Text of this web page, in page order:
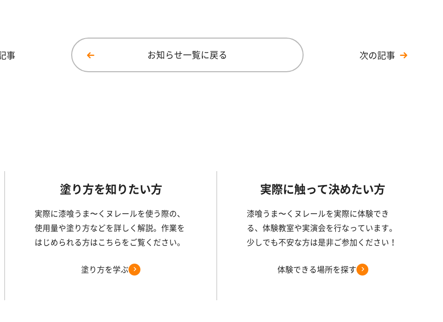
事 お知らせ一覧に戻る 次の記事
塗り方を知りたい方
実際に漆喰うま〜くヌレールを使う際の、
使用量や塗り方などを詳しく解説。作業を
はじめられる方はこちらをご覧ください。
塗り方を学ぶ
実際に触って決めたい方
漆喰うま〜くヌレールを実際に体験でき
る、体験教室や実演会を行なっています。
少しでも不安な方は是非ご参加ください！
体験できる場所を探す